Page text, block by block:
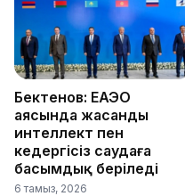
Бектенов: ЕАЭО
аясында жасанды
интеллект пен
кедергісіз саудаға
басымдық беріледі
6 тамыз, 2026